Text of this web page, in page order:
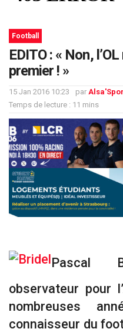
Football
EDITO : « Non,
premier ! »
15 Jan 2016 10:23 par
Temps de lecture : 11 mins
Pascal
observateur pour
nombreuses
connaisseur du